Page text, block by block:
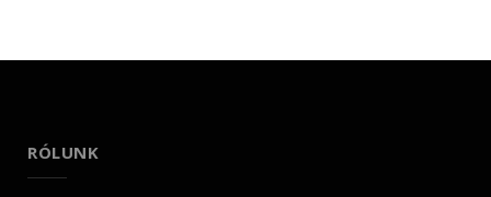
RÓLUNK